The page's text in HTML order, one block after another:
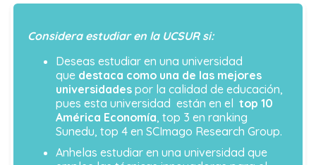
Considera estudiar en la UCSUR si:
Deseas estudiar en una universidad
que destaca como una de las mejores
universidades por la calidad de educación,
pues esta universidad están en el top 10
América Economía, top 3 en ranking
Sunedu, top 4 en SCImago Research Group.
Anhelas estudiar en una universidad que